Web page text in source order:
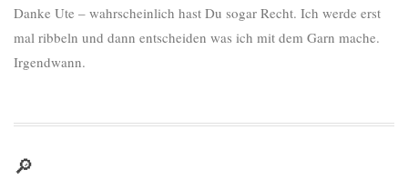
Danke Ute – wahrscheinlich hast Du sogar Recht. Ich werde erst
mal ribbeln und dann entscheiden was ich mit dem Garn mache.
Irgendwann.
🔎